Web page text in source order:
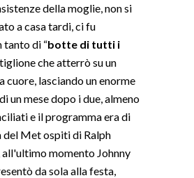
della moglie, non si
a casa tardi, ci fu
tanto di “botte di tutti i
che atterrò su un
cuore, lasciando un enorme
un mese dopo i due, almeno
e il programma era di
del Met ospiti di Ralph
all'ultimo momento Johnny
da sola alla festa,